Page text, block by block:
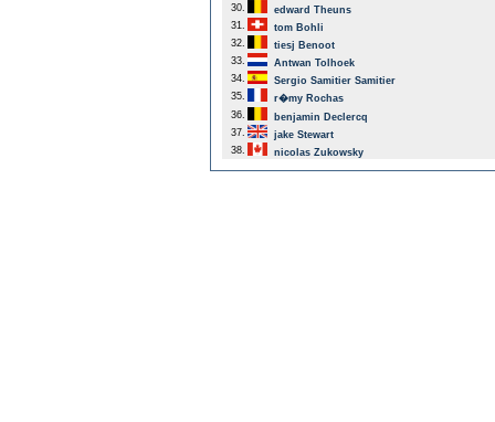
30.
edward Theuns
31.
tom Bohli
32.
tiesj Benoot
33.
Antwan Tolhoek
34.
Sergio Samitier Samitier
35.
r�my Rochas
36.
benjamin Declercq
37.
jake Stewart
38.
nicolas Zukowsky